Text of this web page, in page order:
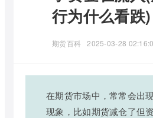
行为什么看跌)
期货百科 2025-03-28
在期货市场中，常常会出
现象，比如期货减仓了但